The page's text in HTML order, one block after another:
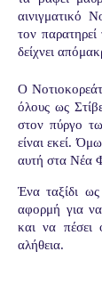
αινιγματικό
τον παρατηρεί
δείχνει
Ο
όλους ως
στον πύργο
είναι εκεί.
αυτή στα Νέα
Ένα ταξίδι
αφορμή για να
και να πέσει
αλήθεια.